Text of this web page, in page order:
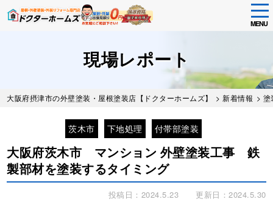
MENU
現場レポート
大阪府摂津市の外壁塗装・屋根塗装店【ドクターホームズ】 >新着情報 > 塗
茨木市 下地処理 付帯部塗装
大阪府茨木市 マンション 外壁塗装工事 鉄
製部材を塗装するタイミング
投稿日：2024.5.23 更新日：2024.5.30